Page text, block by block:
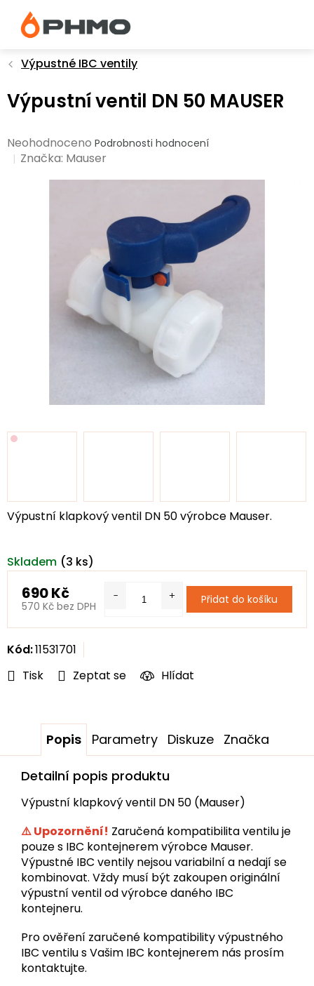
obsah
Výpustné IBC ventily
Výpustní ventil DN 50 MAUSER
Průměrné
hodnocení
Neohodnoceno Podrobnosti hodnocení
Značka: Mauser
Výpustní klapkový ventil DN 50 výrobce Mauser.
Tisk Zeptat se Hlídat
Kód:11531701
Skladem (3 ks)
690 Kč
570 Kč bez DPH Přidat do košíku
Popis Parametry Diskuze Značka
Detailní popis produktu
Výpustní klapkový ventil DN 50 (Mauser)
⚠️ Upozornění! Zaručená kompatibilita ventilu je
pouze s IBC kontejnerem výrobce Mauser.
Výpustné IBC ventily nejsou variabilní a nedají se
kombinovat. Vždy musí být zakoupen originální
výpustní ventil od výrobce daného IBC
kontejneru.
Pro ověření zaručené kompatibility výpustného
IBC ventilu s Vašim IBC kontejnerem nás prosím
kontaktujte.